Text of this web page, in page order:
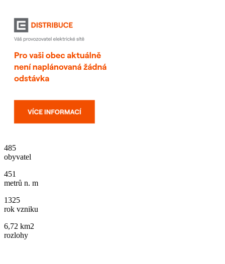
485
obyvatel
451
metrů n. m
1325
rok vzniku
6,72 km2
rozlohy